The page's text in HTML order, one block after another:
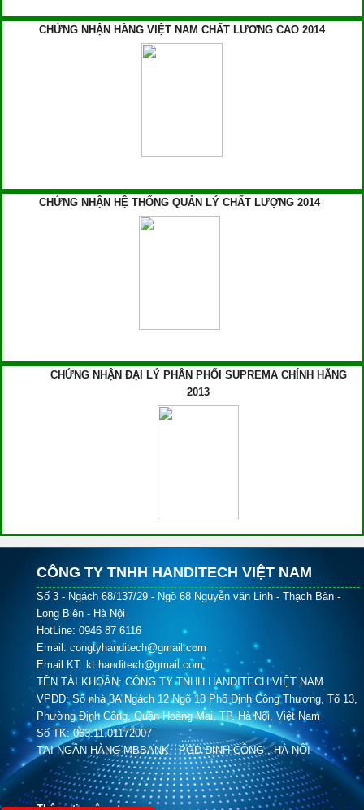
CHỨNG NHẬN HÀNG VIỆT NAM CHẤT LƯƠNG CAO 2014
CHỨNG NHẬN HỆ THỐNG QUẢN LÝ CHẤT LƯỢNG 2014
CHỨNG NHẬN ĐẠI LÝ PHÂN PHỐI SUPREMA CHÍNH HÃNG
2013
CÔNG TY TNHH HANDITECH VIỆT NAM
Số 3 - Ngách 68/137/29 - Ngõ 68 Nguyễn văn Linh - Thạch Bàn -
Long Biên - Hà Nội
HotLine: 0946 87 6116
Email: congtyhanditech@gmail.com
Email KT: kt.handitech@gmail.com
TÊN TÀI KHOẢN: CÔNG TY TNHH HANDITECH VIỆT NAM
VPDD: Số nhà 3A Ngách 12 Ngõ 18 Phố Định Công Thượng, Tổ 13,
Phường Định Công, Quận Hoàng Mai, TP. Hà Nội, Việt Nam
Số TK: 063.11.01172007
TẠI NGÂN HÀNG MBBANK - PGD ĐỊNH CÔNG , HÀ NỘI